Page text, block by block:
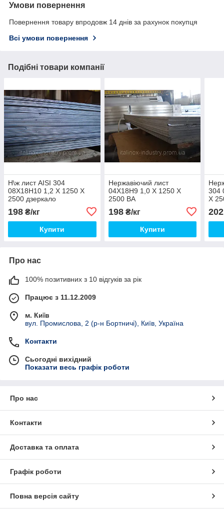
Умови повернення
Повернення товару впродовж 14 днів за рахунок покупця
Всі умови повернення
Подібні товари компанії
Н\ж лист AISI 304
08Х18Н10 1,2 Х 1250 Х
2500 дзеркало
198 ₴/кг
Купити
Нержавіючий лист
04Х18Н9 1,0 Х 1250 Х
2500 ВА
198₴/кг
Купити
304
Х
202
Про нас
100% позитивних з 10 відгуків за рік
Працює з 11.12.2009
м. Київ
вул. Промислова, 2 (р-н Бортничі), Київ, Україна
Контакти
Сьогодні вихідний
Показати весь графік роботи
Про нас
Контакти
Доставка та оплата
Графік роботи
Повна версія сайту